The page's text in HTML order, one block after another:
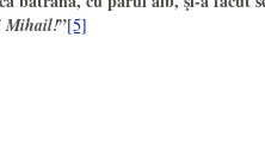
Mihail!”[5]